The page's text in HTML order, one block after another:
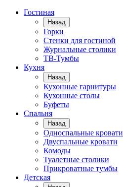
Гостиная
Назад
Горки
Стенки для гостиной
Журнальные столики
TВ-Тумбы
Кухня
Назад
Кухонные гарнитуры
Кухонные столы
Буфеты
Спальня
Назад
Односпальные кровати
Двуспальные кровати
Комоды
Туалетные столики
Прикроватные тумбы
Детская